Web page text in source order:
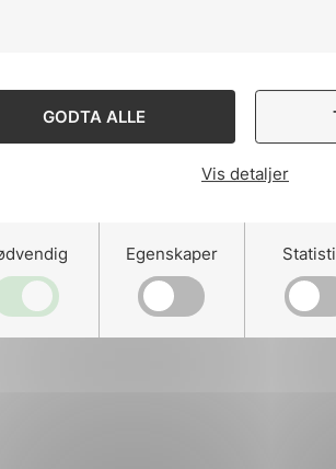
GODTA ALLE
Vis detaljer
Egenskaper